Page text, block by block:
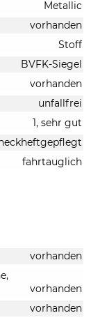
Metallic
vorhanden
Stoff
BVFK-Siegel
vorhanden
unfallfrei
1, sehr gut
fahrtauglich
vorhanden
vorhanden
vorhanden